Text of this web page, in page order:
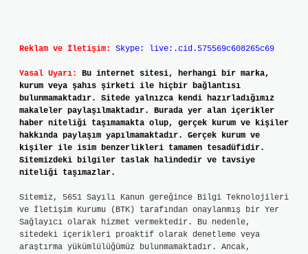
Reklam ve İletişim: Skype: live:.cid.575569c608265c69
Yasal Uyarı:
Bu internet sitesi, herhangi bir marka,
kurum veya şahıs şirketi ile hiçbir bağlantısı
bulunmamaktadır. Sitede yalnızca kendi hazırladığımız
makaleler paylaşılmaktadır. Burada yer alan içerikler
haber niteliği taşımamakta olup, gerçek kurum ve kişiler
hakkında paylaşım yapılmamaktadır. Gerçek kurum ve
kişiler ile isim benzerlikleri tamamen tesadüfidir.
Sitemizdeki bilgiler taslak halindedir ve tavsiye
niteliği taşımazlar.
Sitemiz, 5651 Sayılı Kanun gereğince Bilgi Teknolojileri
ve İletişim Kurumu (BTK) tarafından onaylanmış bir Yer
Sağlayıcı olarak hizmet vermektedir. Bu nedenle,
sitedeki içerikleri proaktif olarak denetleme veya
araştırma yükümlülüğümüz bulunmamaktadır. Ancak,